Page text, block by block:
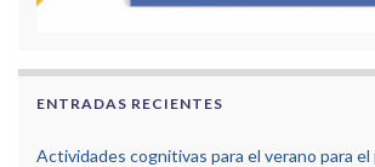
ENTRADAS RECIENTES
Actividades cognitivas para el verano para el